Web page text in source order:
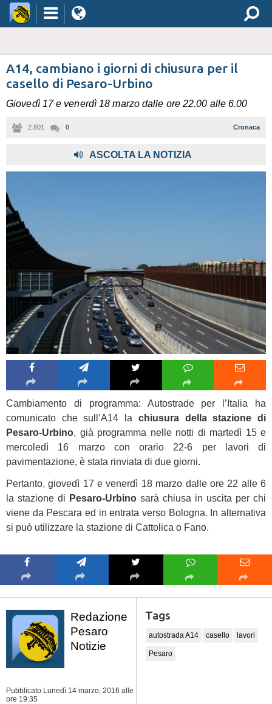
A14, cambiano i giorni di chiusura per il
casello di Pesaro-Urbino
Giovedì 17 e venerdì 18 marzo dalle ore 22.00 alle 6.00
2.801 0 Cronaca
ASCOLTA LA NOTIZIA
Cambiamento di programma: Autostrade per l’Italia ha
comunicato che sull’A14 la chiusura della stazione di
Pesaro-Urbino, già programma nelle notti di martedì 15 e
mercoledì 16 marzo con orario 22-6 per lavori di
pavimentazione, è stata rinviata di due giorni.
Pertanto, giovedì 17 e venerdì 18 marzo dalle ore 22 alle 6
la stazione di Pesaro-Urbino sarà chiusa in uscita per chi
viene da Pescara ed in entrata verso Bologna. In alternativa
si può utilizzare la stazione di Cattolica o Fano.
Redazione
Pesaro
Notizie
Pubblicato Lunedì 14 marzo, 2016 alle
ore 19:35
Tags
autostrada A14 casello lavori
Pesaro